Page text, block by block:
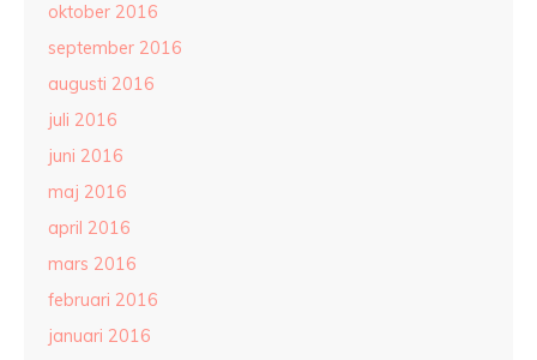
oktober 2016
september 2016
augusti 2016
juli 2016
juni 2016
maj 2016
april 2016
mars 2016
februari 2016
januari 2016